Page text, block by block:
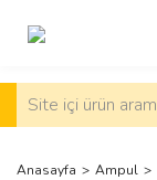
Anasayfa Ampul